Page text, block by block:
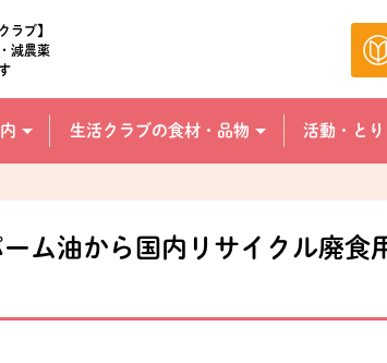
ラブ】
減農薬
生活クラブの食材・品物 活動・と
ム油から国内リサイクル廃